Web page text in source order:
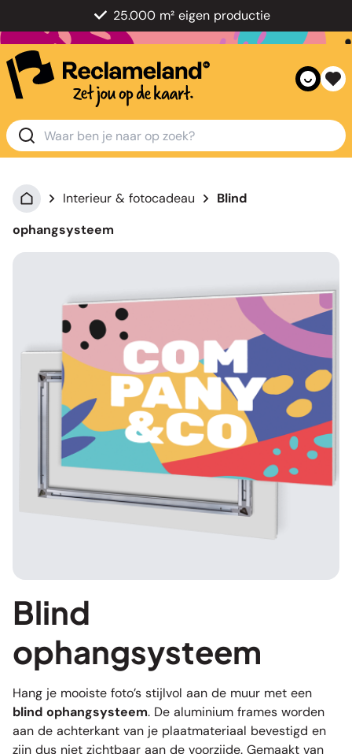
25.000 m² eigen productie
Interieur & fotocadeau
Blind
ophangsysteem
Blind
ophangsysteem
Hang je mooiste foto’s stijlvol aan de muur met een
blind ophangsysteem. De aluminium frames worden
aan de achterkant van je plaatmateriaal bevestigd en
zijn dus niet zichtbaar aan de voorzijde. Gemaakt van